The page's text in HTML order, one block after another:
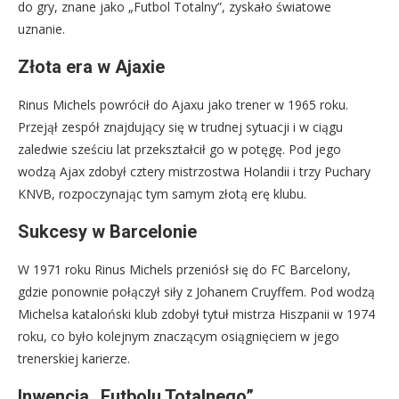
do gry, znane jako „Futbol Totalny”, zyskało światowe
uznanie.
Złota era w Ajaxie
Rinus Michels powrócił do Ajaxu jako trener w 1965 roku.
Przejął zespół znajdujący się w trudnej sytuacji i w ciągu
zaledwie sześciu lat przekształcił go w potęgę. Pod jego
wodzą Ajax zdobył cztery mistrzostwa Holandii i trzy Puchary
KNVB, rozpoczynając tym samym złotą erę klubu.
Sukcesy w Barcelonie
W 1971 roku Rinus Michels przeniósł się do FC Barcelony,
gdzie ponownie połączył siły z Johanem Cruyffem. Pod wodzą
Michelsa kataloński klub zdobył tytuł mistrza Hiszpanii w 1974
roku, co było kolejnym znaczącym osiągnięciem w jego
trenerskiej karierze.